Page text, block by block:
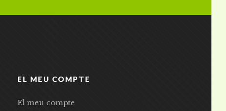
EL MEU COMPTE
El meu compte